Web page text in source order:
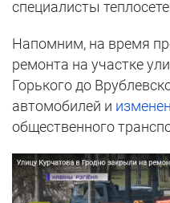
специалисты
Напомним, на время
ремонта на участке
Горького до
автомобилей и
общественного